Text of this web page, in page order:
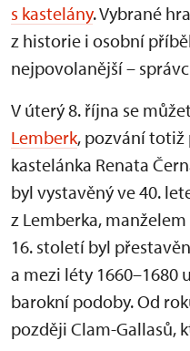
s kastelány. Vybrané
z historie i osobní
nejpovolanější –
V úterý 8. října se
Lemberk, pozvání
kastelánka Renata
byl vystavěný ve 40.
z Lemberka,
16. století byl
a mezi léty 1660–1680
barokní podoby. Od
později Clam-Gallasů,